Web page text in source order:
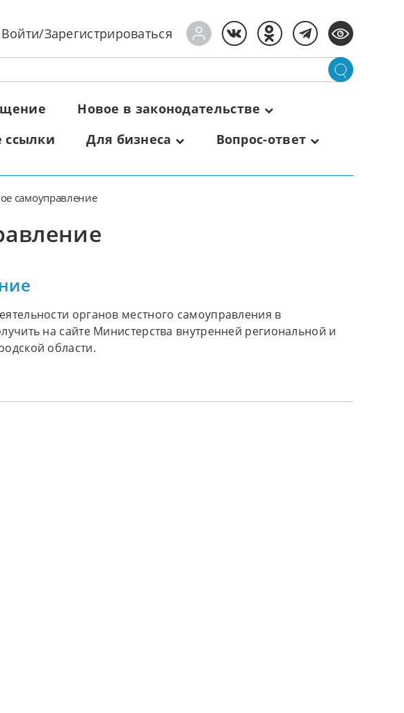
Войти/Зарегистрироваться
Новое в законодательстве
ссылки Для бизнеса Вопрос-ответ
самоуправление
органов местного самоуправления в
на сайте Министерства внутренней региональной и
области.